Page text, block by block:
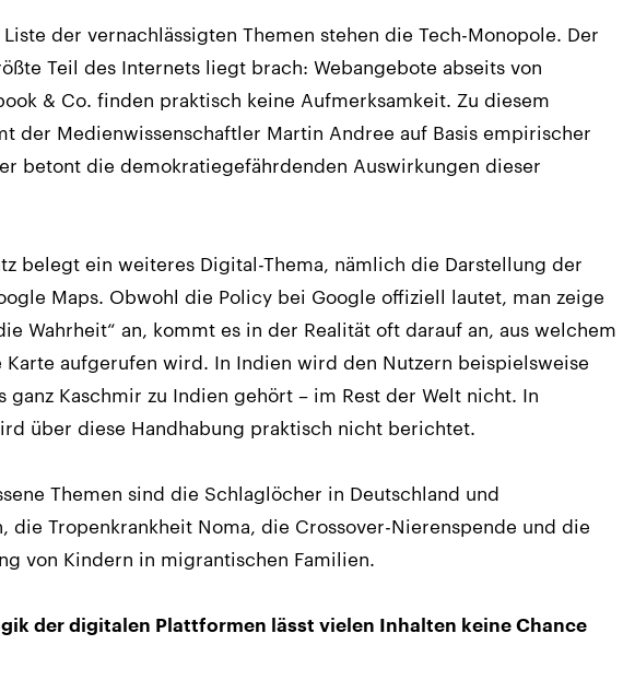
der vernachlässigten Themen stehen die Tech-Monopole. Der
Teil des Internets liegt brach: Webangebote abseits von
& Co. finden praktisch keine Aufmerksamkeit. Zu diesem
der Medienwissenschaftler Martin Andree auf Basis empirischer
betont die demokratiegefährdenden Auswirkungen dieser
belegt ein weiteres Digital-Thema, nämlich die Darstellung der
Maps. Obwohl die Policy bei Google offiziell lautet, man zeige
Wahrheit“ an, kommt es in der Realität oft darauf an, aus welchem
Karte aufgerufen wird. In Indien wird den Nutzern beispielsweise
ganz Kaschmir zu Indien gehört – im Rest der Welt nicht. In
über diese Handhabung praktisch nicht berichtet.
Themen sind die Schlaglöcher in Deutschland und
die Tropenkrankheit Noma, die Crossover-Nierenspende und die
von Kindern in migrantischen Familien.
der digitalen Plattformen lässt vielen Inhalten keine Chance